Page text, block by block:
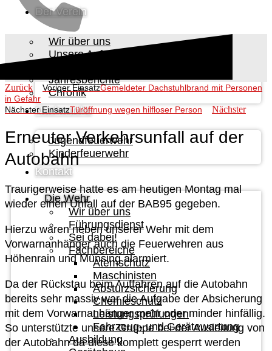
Der Verein
Wir über uns
Unsere Aufgabe
Jahresberichte
Chronik
Nachwuchs
Jugendfeuerwehr
Kinderfeuerwehr
Kontakt
Die Wehr
Wir über uns
Führungsdienst
Sei dabei!
Fachbereiche
Atemschutz
Maschinisten
Absturzsicherung
Chemieschutz
Leistungsprüfungen
Fahrzeug- und Gerätewartung
Ausbildung
Zurück Voriger EinsatzGemeldeter Dachstuhlbrand mit Personen
in Gefahr
Nächster EinsatzTüröffnung wegen hilfloser Person Nächster
Erneuter Verkehrsunfall auf der
Autobahn
Traurigerweise hatte es am heutigen Montag mal
wieder einen Unfall auf der BAB95 gegeben.
Hierzu waren neben unserer Wehr mit dem
Vorwarnanhänger auch die Feuerwehren aus
Höhenrain und Münsing alarmiert.
Da der Rückstau beim Auffahren auf die Autobahn
bereits sehr massiv war die Aufgabe der Absicherung
mit dem Vorwarnanhänger mehr oder minder hinfällig.
So unterstützte unsere Gruppe bei der Ausleitung von
der Autobahn da diese komplett gesperrt werden